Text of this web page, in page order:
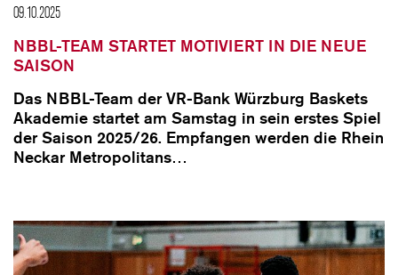
09.10.2025
NBBL-TEAM STARTET MOTIVIERT IN DIE NEUE
SAISON
Das NBBL-Team der VR-Bank Würzburg Baskets
Akademie startet am Samstag in sein erstes Spiel
der Saison 2025/26. Empfangen werden die Rhein
Neckar Metropolitans…